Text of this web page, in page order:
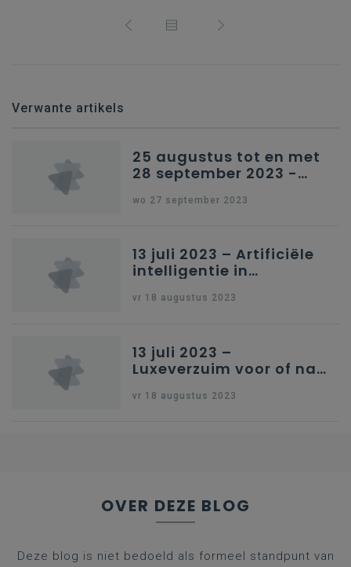
Verwante artikels
25 augustus tot en met
28 september 2023 -
wo 27 september 2023
13 juli 2023 – Artificiële
intelligentie in
vr 18 augustus 2023
13 juli 2023 –
Luxeverzuim voor of na
vr 18 augustus 2023
OVER DEZE BLOG
Deze blog is niet bedoeld als formeel standpunt van